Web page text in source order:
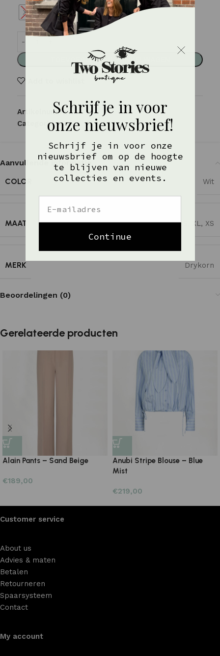
XS
S M L XL
TOEVOEGEN AAN WINKELWAGEN
Artikelnummer:N/B
Categorie: Sale
Aanvullende informatie
COLOR
Wit
MAAT L,M, XL, XS
MERK Drykorn
Beoordelingen (0)
Gerelateerde producten
Alain Pants – Sand Beige
€189,00
Anubi Stripe Blouse – Blue
Mist
€219,00
Customer service
About us
Advies & maten
Betalen
Retourneren
Spaarsysteem
Contact
My account